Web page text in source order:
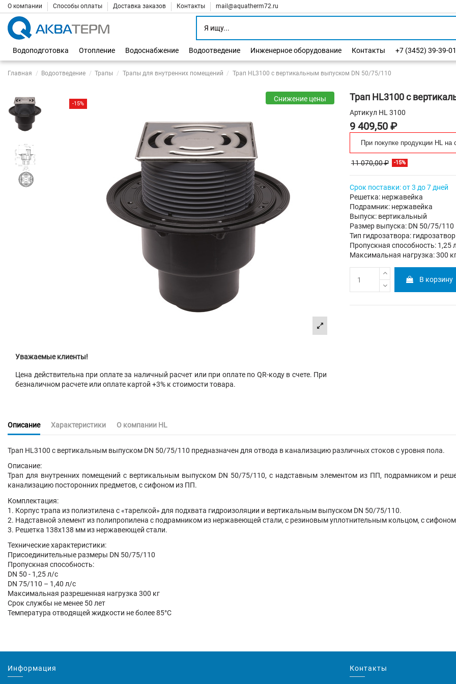
О компании Способы оплаты Доставка заказов Контакты mail@aquatherm72.ru
Водоподготовка
Отопление Водоснабжение Водоотведение Инженерное оборудование Контакты +7 (3452) 39-39-01
Главная Водоотведение Трапы Трапы для внутренних помещений Трап HL3100 с вертикальным выпуском DN 50/75/110
-15%
Снижение цены
Уважаемые клиенты!
Цена действительна при оплате за наличный расчет или при оплате по QR-коду в счете. При
безналичном расчете или оплате картой +3% к стоимости товара.
Трап HL3100 с
Артикул HL 3100
9 409,50 ₽
При покупке продукции HL
11 070,00 ₽ -15%
Срок поставки: от 3 до 7 дней
Решетка: нержавейка
Подрамник: нержавейка
Выпуск: вертикальный
Размер выпуска: DN 50/75/110
Тип гидрозатвора: гидрозатвор
Пропускная способность: 1,25
Максимальная нагрузка: 300
В корзину
Описание Характеристики О компании HL
Трап HL3100 с вертикальным выпуском DN 50/75/110 предназначен для отвода в канализацию различных стоков с уровня пола.
Описание:
Трап для внутренних помещений с вертикальным выпуском DN 50/75/110, с надставным элементом из ПП, подрамником и
канализацию посторонних предметов, с сифоном из ПП.
Комплектация:
1. Корпус трапа из полиэтилена с «тарелкой» для подхвата гидроизоляции и вертикальным выпуском DN 50/75/110.
2. Надставной элемент из полипропилена с подрамником из нержавеющей стали, с резиновым уплотнительным кольцом, с
3. Решетка 138х138 мм из нержавеющей стали.
Технические характеристики:
Присоединительные размеры DN 50/75/110
Пропускная способность:
DN 50 - 1,25 л/с
DN 75/110 – 1,40 л/с
Максимальная разрешенная нагрузка 300 кг
Срок службы не менее 50 лет
Температура отводящей жидкости не более 85°С
Информация Контакты